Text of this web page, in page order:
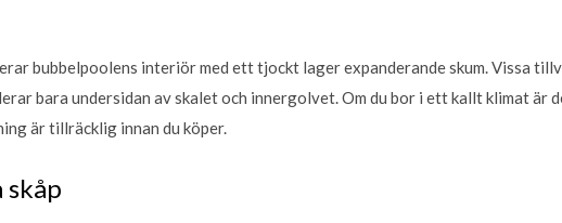
bubbelpoolens interiör med ett tjockt lager expanderande skum. Vissa
bara undersidan av skalet och innergolvet. Om du bor i ett kallt klimat
är tillräcklig innan du köper.
skåp